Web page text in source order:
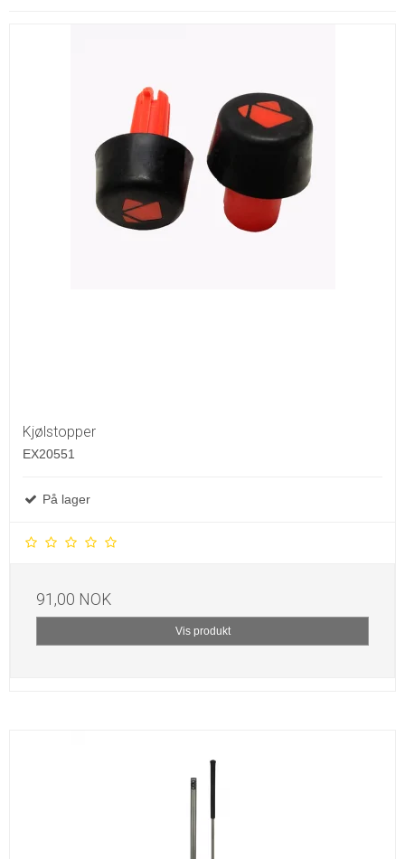
Kjølstopper
EX20551
På lager
91,00 NOK
Vis produkt